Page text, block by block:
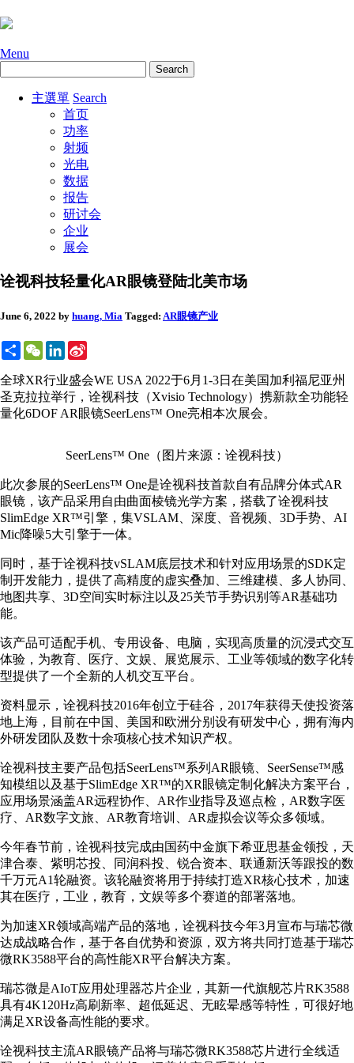
Menu
主選單 Search
首页
功率
射频
光电
数据
报告
研讨会
企业
展会
诠视科技轻量化AR眼镜登陆北美市场
June 6, 2022 by huang, Mia Tagged: AR眼镜产业
ShareWeChatLinkedIn
全球XR行业盛会WE USA 2022于6月1-3日在美国加利福尼亚州
圣克拉拉举行，诠视科技（Xvisio Technology）携新款全功能轻
量化6DOF AR眼镜SeerLens™ One亮相本次展会。
SeerLens™ One（图片来源：诠视科技）
此次参展的SeerLens™ One是诠视科技首款自有品牌分体式AR
眼镜，该产品采用自由曲面棱镜光学方案，搭载了诠视科技
SlimEdge XR™引擎，集VSLAM、深度、音视频、3D手势、AI
Mic降噪5大引擎于一体。
同时，基于诠视科技vSLAM底层技术和针对应用场景的SDK定
制开发能力，提供了高精度的虚实叠加、三维建模、多人协同、
地图共享、3D空间实时标注以及25关节手势识别等AR基础功
能。
该产品可适配手机、专用设备、电脑，实现高质量的沉浸式交互
体验，为教育、医疗、文娱、展览展示、工业等领域的数字化转
型提供了一个全新的人机交互平台。
资料显示，诠视科技2016年创立于硅谷，2017年获得天使投资落
地上海，目前在中国、美国和欧洲分别设有研发中心，拥有海内
外研发团队及数十余项核心技术知识产权。
诠视科技主要产品包括SeerLens™系列AR眼镜、SeerSense™感
知模组以及基于SlimEdge XR™的XR眼镜定制化解决方案平台，
应用场景涵盖AR远程协作、AR作业指导及巡点检，AR数字医
疗、AR数字文旅、AR教育培训、AR虚拟会议等众多领域。
今年春节前，诠视科技完成由国药中金旗下希亚思基金领投，天
津合泰、紫明芯投、同润科投、锐合资本、联通新沃等跟投的数
千万元A1轮融资。该轮融资将用于持续打造XR核心技术，加速
其在医疗，工业，教育，文娱等多个赛道的部署落地。
为加速XR领域高端产品的落地，诠视科技今年3月宣布与瑞芯微
达成战略合作，基于各自优势和资源，双方将共同打造基于瑞芯
微RK3588平台的高性能XR平台解决方案。
瑞芯微是AIoT应用处理器芯片企业，其新一代旗舰芯片RK3588
具有4K120Hz高刷新率、超低延迟、无眩晕感等特性，可很好地
满足XR设备高性能的要求。
诠视科技主流AR眼镜产品将与瑞芯微RK3588芯片进行全线适